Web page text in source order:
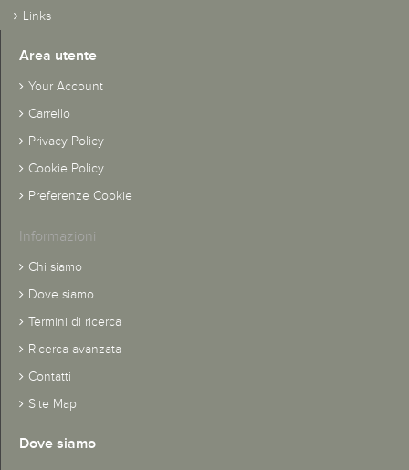
Links
Area utente
Your Account
Carrello
Privacy Policy
Cookie Policy
Preferenze Cookie
Informazioni
Chi siamo
Dove siamo
Termini di ricerca
Ricerca avanzata
Contatti
Site Map
Dove siamo